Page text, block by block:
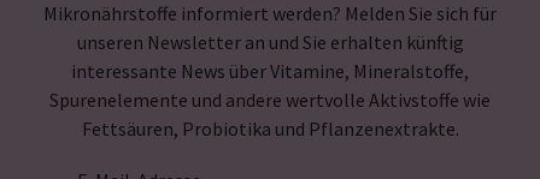
Mikronährstoffe informiert werden? Melden Sie sich für
unseren Newsletter an und Sie erhalten künftig
interessante News über Vitamine, Mineralstoffe,
Spurenelemente und andere wertvolle Aktivstoffe wie
Fettsäuren, Probiotika und Pflanzenextrakte.